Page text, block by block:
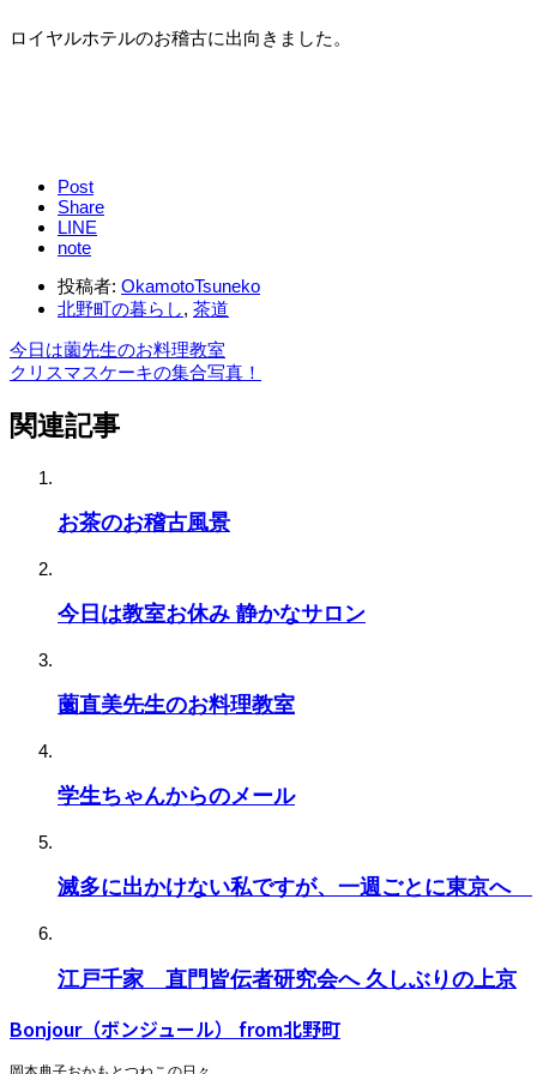
ロイヤルホテルのお稽古に出向きました。
Post
Share
LINE
note
投稿者: OkamotoTsuneko
北野町の暮らし, 茶道
今日は薗先生のお料理教室
クリスマスケーキの集合写真！
関連記事
お茶のお稽古風景
今日は教室お休み 静かなサロン
薗直美先生のお料理教室
学生ちゃんからのメール
滅多に出かけない私ですが、一週ごとに東京へ
江戸千家 直門皆伝者研究会へ 久しぶりの上京
Bonjour（ボンジュール） from北野町